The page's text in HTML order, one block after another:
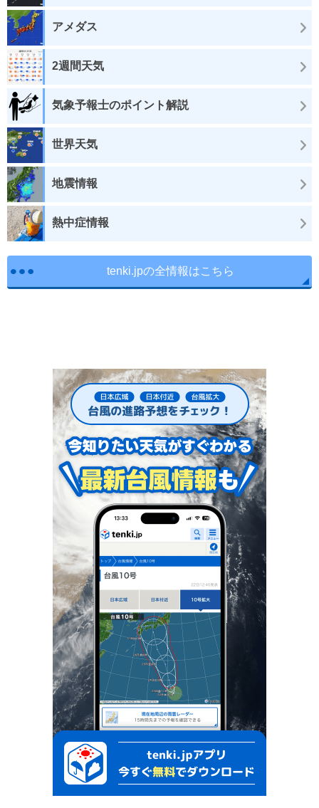
アメダス
2週間天気
気象予報士のポイント解説
世界天気
地震情報
熱中症情報
tenki.jpの全情報はこちら